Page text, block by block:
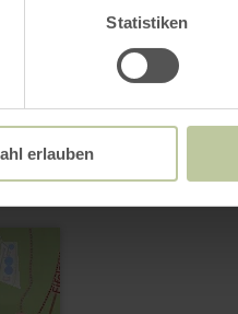
Statistiken
erlauben